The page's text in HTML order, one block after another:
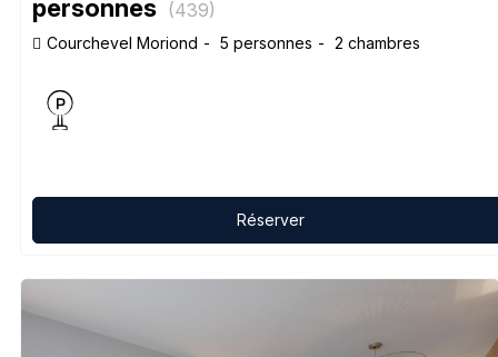
personnes (439)
Courchevel Moriond 5 personnes 2 chambres
Réserver